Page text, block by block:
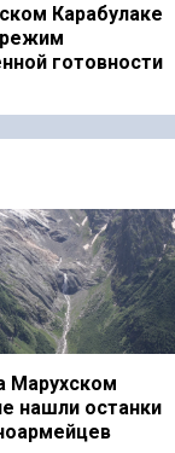
Карабулаке
готовности
Марухском
нашли останки